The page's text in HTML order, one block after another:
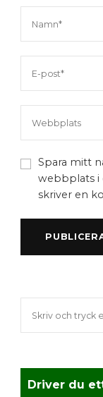
Spara mitt
webbplats i
skriver en
något?
Driver du